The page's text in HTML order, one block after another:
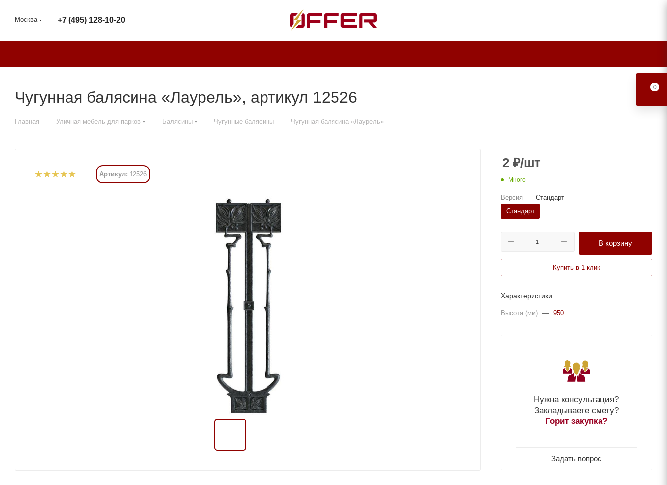
Москва +7 (495) 128-10-20
Чугунная балясина «Лаурель», артикул 12526
Главная — Уличная мебель для парков — Балясины — Чугунные балясины — Чугунная балясина «Лаурель»
Артикул: 12526
2 ₽/шт
Много
Версия — Стандарт
Стандарт
В корзину
Купить в 1 клик
Характеристики
Высота (мм) — 950
Нужна консультация?
Закладываете смету?
Горит закупка?
Задать вопрос
0